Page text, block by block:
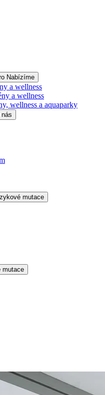
Nabízíme
a wellness
a wellness
wellness a aquaparky
mutace
mutace